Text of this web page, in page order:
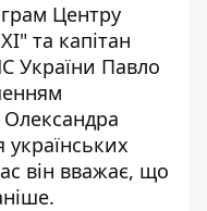
Центру
та капітан
України Павло
він вважає, що